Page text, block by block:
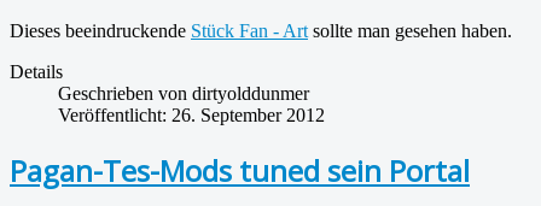
Dieses beeindruckende Stück Fan - Art sollte man gesehen haben.
Details
Geschrieben von dirtyolddunmer
Veröffentlicht: 26. September 2012
Pagan-Tes-Mods tuned sein Portal